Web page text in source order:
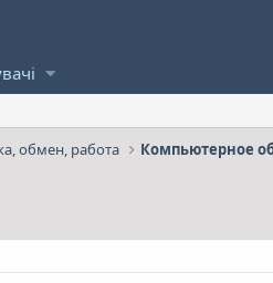
обмен, работа Компьютерное